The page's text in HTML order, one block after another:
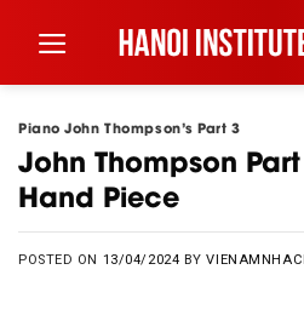
Piano John Thompson’s Part 3
John Thompson
Hand Piece
POSTED ON 13/04/2024 BY